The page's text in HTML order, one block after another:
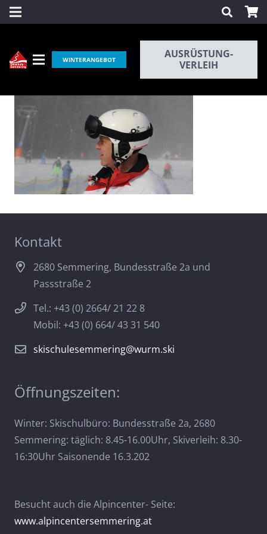
WINTERANGEBOT
AUSRÜSTUNG-
VERLEIH
Kontakt
2680 Semmering, Bundesstraße 2a und
Passstraße 2
Tel.: +43 (0) 2664/ 21 22 8
Mobil: +43 (0) 664/ 43 31 540
skischulesemmering@wurm.ski
Öffnungszeiten:
Winter: Skischulbüro: Bundesstraße 2a, 2680
Semmering: täglich: 8.45-16.00Uhr, Skiverleih: 8.30-
16:30Uhr Saisonende 16.3.202
Besucht auch die Alpincenter- Seite:
www.alpincentersemmering.at